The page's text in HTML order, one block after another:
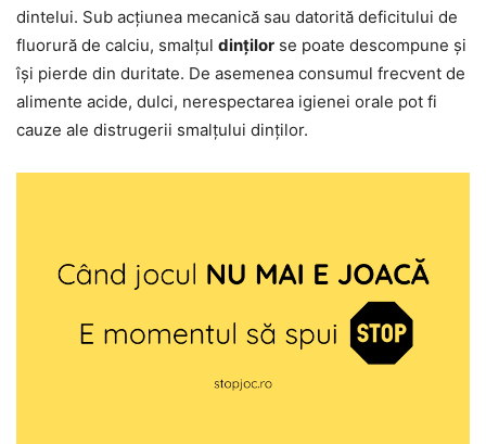
dintelui. Sub acțiunea mecanică sau datorită deficitului de
fluorură de calciu, smalțul dinților se poate descompune și
își pierde din duritate. De asemenea consumul frecvent de
alimente acide, dulci, nerespectarea igienei orale pot fi
cauze ale distrugerii smalțului dinților.